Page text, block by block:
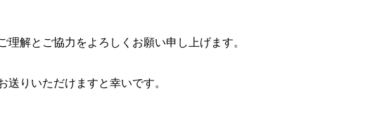
解とご協力をよろしくお願い申し上げます。
りいただけますと幸いです。